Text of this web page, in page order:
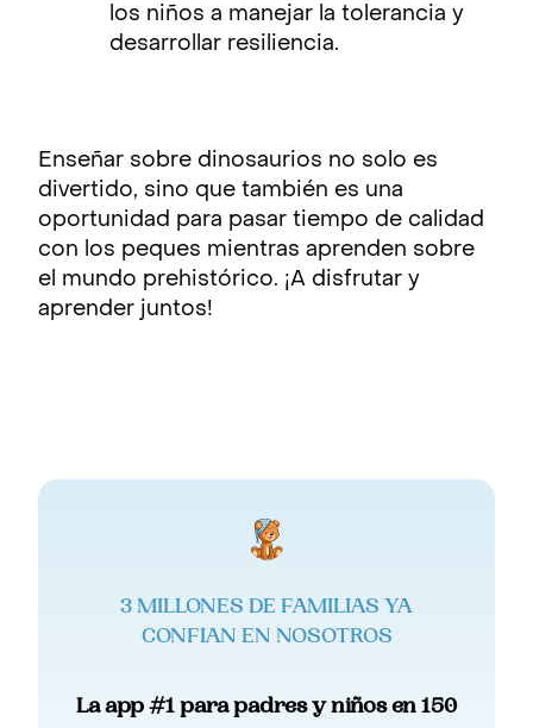
los niños a manejar la tolerancia y
desarrollar resiliencia.
Enseñar sobre dinosaurios no solo es
divertido, sino que también es una
oportunidad para pasar tiempo de calidad
con los peques mientras aprenden sobre
el mundo prehistórico. ¡A disfrutar y
aprender juntos!
3 MILLONES DE FAMILIAS YA
CONFIAN EN NOSOTROS
La app #1 para padres y niños en 150